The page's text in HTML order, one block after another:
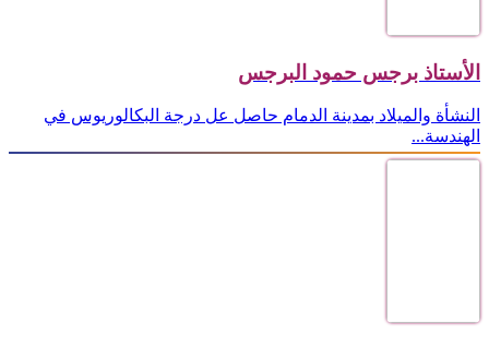
الأستاذ برجس حمود البرجس
النشأة والميلاد بمدينة الدمام حاصل عل درجة البكالوريوس في
الهندسة...